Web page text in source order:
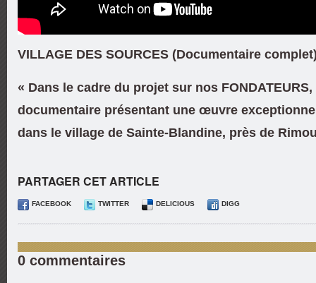
VILLAGE DES SOURCES (Documentaire
« Dans le cadre du projet sur nos
documentaire présentant une œuvre
dans le village de Sainte-Blandine, près de
PARTAGER CET ARTICLE
FACEBOOK TWITTER DELICIOUS DIGG
0 commentaires